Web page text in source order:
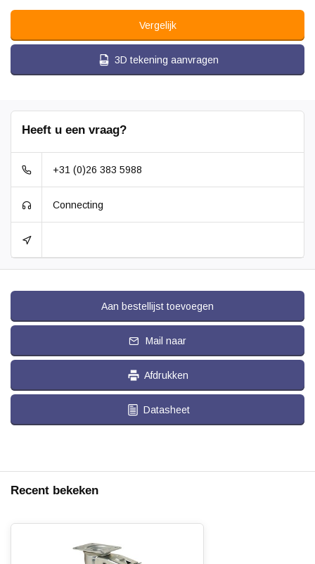
Vergelijk
3D tekening aanvragen
Heeft u een vraag?
+31 (0)26 383 5988
Connecting
Aan bestellijst toevoegen
Mail naar
Afdrukken
Datasheet
Recent bekeken